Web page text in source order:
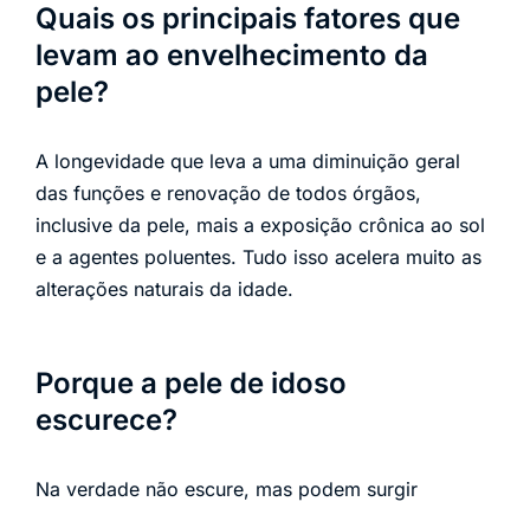
Quais os principais fatores que
levam ao envelhecimento da
pele?
A longevidade que leva a uma diminuição geral
das funções e renovação de todos órgãos,
inclusive da pele, mais a exposição crônica ao sol
e a agentes poluentes. Tudo isso acelera muito as
alterações naturais da idade.
Porque a pele de idoso
escurece?
Na verdade não escure, mas podem surgir